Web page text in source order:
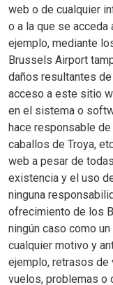
web o de cualquier
o a la que se
ejemplo, mediante
Brussels Airport
daños resultantes
acceso a este sitio
en el sistema o
hace responsable
caballos de Troya,
web a pesar de
existencia y el uso
ninguna
ofrecimiento de los
ningún caso como
cualquier motivo y
ejemplo, retrasos de
vuelos, problemas o